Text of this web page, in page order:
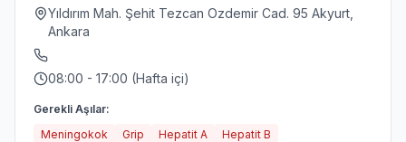
Yıldırım Mah. Şehit Tezcan Ozdemir Cad. 95 Akyurt,
Ankara
08:00 - 17:00 (Hafta içi)
Gerekli Aşılar:
Meningokok
Grip Hepatit A Hepatit B